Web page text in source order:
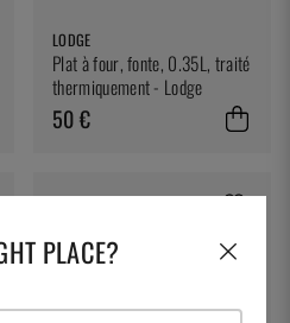
LODGE
Plat à four, fonte, 0.35L, traité
thermiquement - Lodge
50 €
PLACE?